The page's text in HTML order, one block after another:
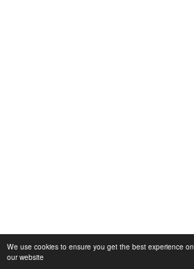
We use cookies to ensure you get the best experience on
our website